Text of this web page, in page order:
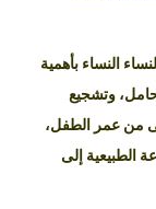
تحسيس ما مجموعه 506 من النساء النساء بأهمية
وتشجيع
من عمر الطفل،
الطبيعية إلى